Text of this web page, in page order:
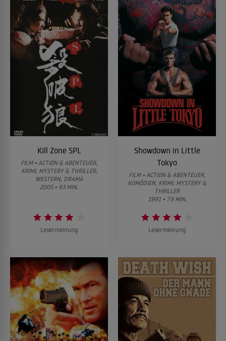
Kill Zone SPL
FILM • ACTION & ABENTEUER,
KRIMI, MYSTERY & THRILLER,
WESTERN, DRAMA
2005 • 93 MIN.
Lesermeinung
Showdown in Little
Tokyo
FILM • ACTION & ABENTEUER,
KOMÖDIEN, KRIMI, MYSTERY &
THRILLER
1991 • 79 MIN.
Lesermeinung